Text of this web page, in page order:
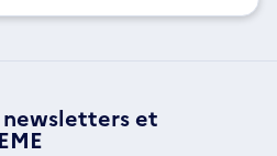
newsletterset